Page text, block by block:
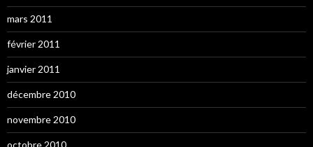
mars 2011
février 2011
janvier 2011
décembre 2010
novembre 2010
octobre 2010